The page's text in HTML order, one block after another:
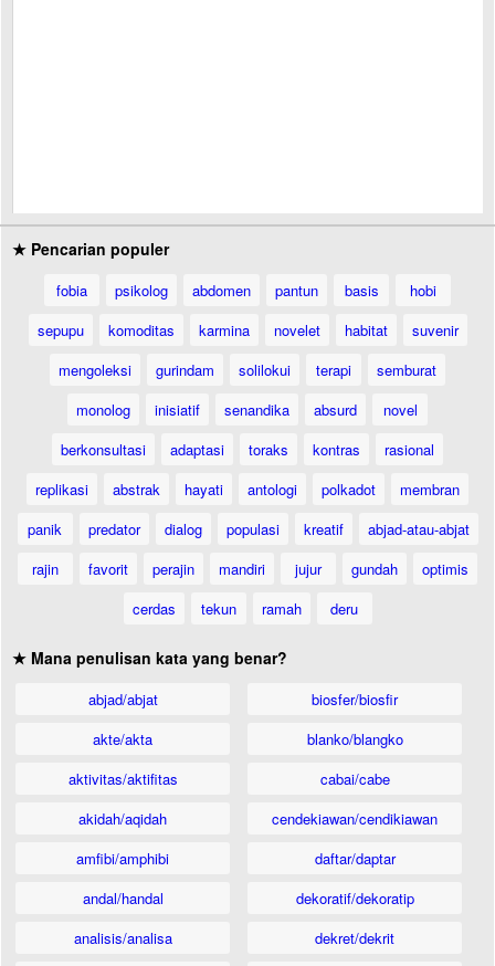
★ Pencarian populer
fobia psikolog abdomen pantun basis
hobi
sepupu
komoditas karmina novelet habitat
suvenir
mengoleksi
gurindam solilokui terapi
semburat
monolog
inisiatif senandika absurd
novel
berkonsultasi
adaptasi toraks kontras
rasional
replikasi
abstrak hayati antologi polkadot
membran
panik
predator dialog populasi kreatif
abjad-atau-abjat
rajin
favorit perajin mandiri jujur gundah
optimis
cerdas
tekun ramah deru
★ Mana penulisan kata yang benar?
abjad/abjat
akte/akta
aktivitas/aktifitas
akidah/aqidah
amfibi/amphibi
andal/handal
analisis/analisa
biosfer/biosfir
blanko/blangko
cabai/cabe
cendekiawan/cendikiawan
daftar/daptar
dekoratif/dekoratip
dekret/dekrit